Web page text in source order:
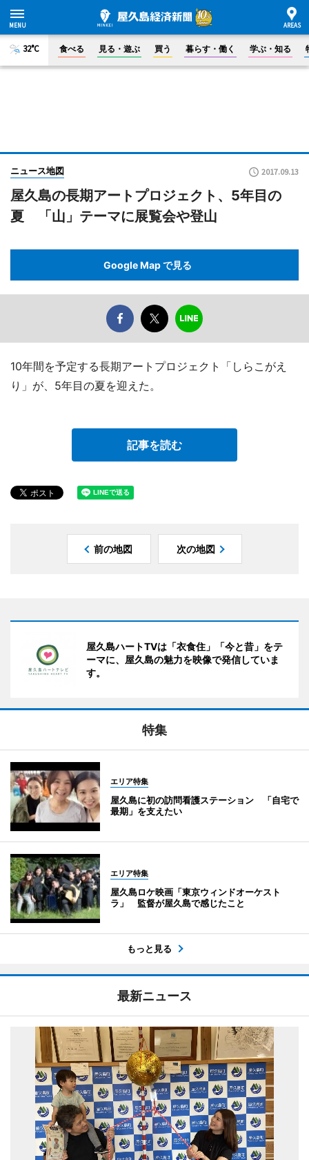
32°C 食べる 見る・遊ぶ 買う 暮らす・働く 学ぶ・知る
ニュース地図 2017.09.13
屋久島の長期アートプロジェクト、5年目の
夏 「山」テーマに展覧会や登山
Google Map で見る
10年間を予定する長期アートプロジェクト「しらこがえ
り」が、5年目の夏を迎えた。
記事を読む
前の地図 次の地図
屋久島ハートTVは「衣食住」「今と昔」をテ
ーマに、屋久島の魅力を映像で発信していま
す。
特集
エリア特集
屋久島に初の訪問看護ステーション 「自宅で
最期」を支えたい
エリア特集
屋久島ロケ映画「東京ウィンドオーケスト
ラ」 監督が屋久島で感じたこと
もっと見る
最新ニュース